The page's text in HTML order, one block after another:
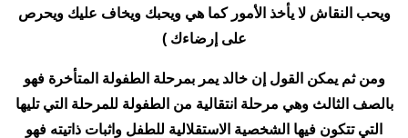
ويحب النقاش لا يأخذ الأمور كما هي ويحبك ويخاف عليك ويحرص
على إرضاءك )
ومن ثم يمكن القول إن خالد يمر بمرحلة الطفولة المتأخرة فهو
بالصف الثالث وهي مرحلة انتقالية من الطفولة للمرحلة التي تليها
التي تتكون فيها الشخصية الاستقلالية للطفل واثبات ذاتيته فهو